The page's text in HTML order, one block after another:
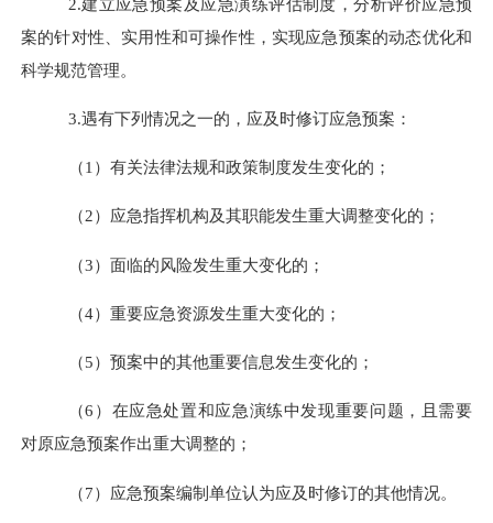
案的针对性、实用性和可操作性，实现应急预案的动态优化和
科学规范管理。
3.遇有下列情况之一的，应及时修订应急预案：
（1 ）有关法律法规和政策制度发生变化的；
（2）应急指挥机构及其职能发生重大调整变化的；
（3）面临的风险发生重大变化的；
（4）重要应急资源发生重大变化的；
（5）预案中的其他重要信息发生变化的；
（6 ）在应急处置和应急演练中发现重要问题，且需要
对原应急预案作出重大调整的；
（7）应急预案编制单位认为应及时修订的其他情况。